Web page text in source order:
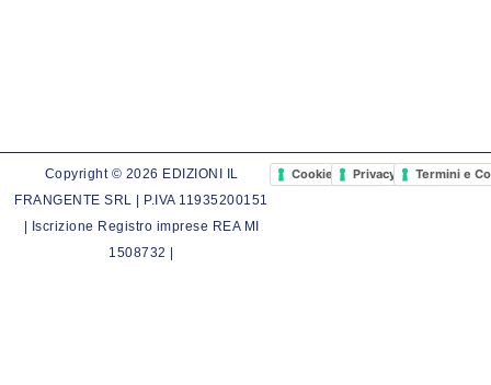
Copyright © 2026 EDIZIONI IL
FRANGENTE SRL | P.IVA 11935200151
| Iscrizione Registro imprese REA MI
1508732 |
Cookie PolicyPrivacy PolicyTermini e